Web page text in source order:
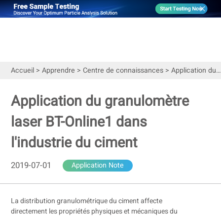
Accueil> Apprendre > Centre de connaissances> Application du granulomètre laser BT-Online1 dans l'industrie du ciment
Application du granulomètre
laser BT-Online1 dans
l'industrie du ciment
2019-07-01 Application Note
La distribution granulométrique du ciment affecte
directement les propriétés physiques et mécaniques du